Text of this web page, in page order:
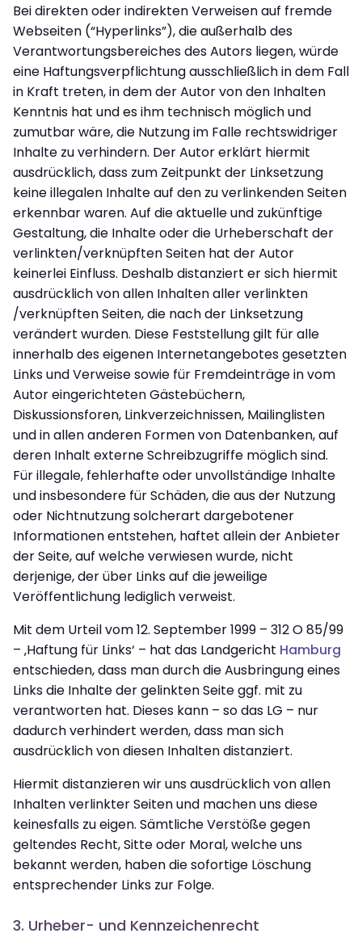
Bei direkten oder indirekten Verweisen auf fremde
Webseiten (“Hyperlinks”), die außerhalb des
Verantwortungsbereiches des Autors liegen, würde
eine Haftungsverpflichtung ausschließlich in dem Fall
in Kraft treten, in dem der Autor von den Inhalten
Kenntnis hat und es ihm technisch möglich und
zumutbar wäre, die Nutzung im Falle rechtswidriger
Inhalte zu verhindern. Der Autor erklärt hiermit
ausdrücklich, dass zum Zeitpunkt der Linksetzung
keine illegalen Inhalte auf den zu verlinkenden Seiten
erkennbar waren. Auf die aktuelle und zukünftige
Gestaltung, die Inhalte oder die Urheberschaft der
verlinkten/verknüpften Seiten hat der Autor
keinerlei Einfluss. Deshalb distanziert er sich hiermit
ausdrücklich von allen Inhalten aller verlinkten
/verknüpften Seiten, die nach der Linksetzung
verändert wurden. Diese Feststellung gilt für alle
innerhalb des eigenen Internetangebotes gesetzten
Links und Verweise sowie für Fremdeinträge in vom
Autor eingerichteten Gästebüchern,
Diskussionsforen, Linkverzeichnissen, Mailinglisten
und in allen anderen Formen von Datenbanken, auf
deren Inhalt externe Schreibzugriffe möglich sind.
Für illegale, fehlerhafte oder unvollständige Inhalte
und insbesondere für Schäden, die aus der Nutzung
oder Nichtnutzung solcherart dargebotener
Informationen entstehen, haftet allein der Anbieter
der Seite, auf welche verwiesen wurde, nicht
derjenige, der über Links auf die jeweilige
Veröffentlichung lediglich verweist.
Mit dem Urteil vom 12. September 1999 – 312 O 85/99
– ‚Haftung für Links‘ – hat das Landgericht Hamburg
entschieden, dass man durch die Ausbringung eines
Links die Inhalte der gelinkten Seite ggf. mit zu
verantworten hat. Dieses kann – so das LG – nur
dadurch verhindert werden, dass man sich
ausdrücklich von diesen Inhalten distanziert.
Hiermit distanzieren wir uns ausdrücklich von allen
Inhalten verlinkter Seiten und machen uns diese
keinesfalls zu eigen. Sämtliche Verstöße gegen
geltendes Recht, Sitte oder Moral, welche uns
bekannt werden, haben die sofortige Löschung
entsprechender Links zur Folge.
3. Urheber- und Kennzeichenrecht